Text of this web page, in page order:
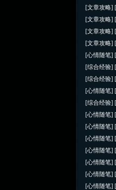
[文章攻略]
[文章攻略]
[文章攻略]
[文章攻略]
[心情随笔]
[综合经验]
[综合经验]
[心情随笔]
[综合经验]
[心情随笔]
[心情随笔]
[心情随笔]
[心情随笔]
[心情随笔]
[心情随笔]
[心情随笔]